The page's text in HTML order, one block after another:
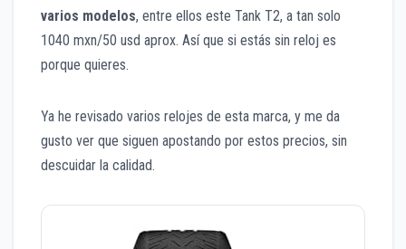
varios modelos, entre ellos este Tank T2, a tan solo
1040 mxn/50 usd aprox. Así que si estás sin reloj es
porque quieres.
Ya he revisado varios relojes de esta marca, y me da
gusto ver que siguen apostando por estos precios, sin
descuidar la calidad.